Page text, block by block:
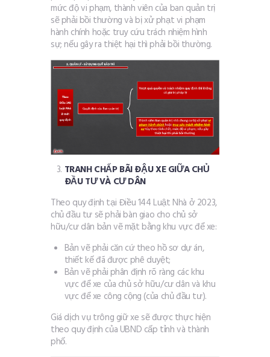
mức độ vi phạm, thành viên của ban quản trị
sẽ phải bồi thường và bị xử phạt vi phạm
hành chính hoặc truy cứu trách nhiệm hình
sự; nếu gây ra thiệt hại thì phải bồi thường.
TRANH CHẤP BÃI ĐẬU XE GIỮA CHỦ
ĐẦU TƯ VÀ CƯ DÂN
Theo quy định tại Điều 144 Luật Nhà ở 2023,
chủ đầu tư sẽ phải bàn giao cho chủ sở
hữu/cư dân bản vẽ mặt bằng khu vực để xe:
Bản vẽ phải căn cứ theo hồ sơ dự án,
thiết kế đã được phê duyệt;
Bản vẽ phải phân định rõ ràng các khu
vực để xe của chủ sở hữu/cư dân và khu
vực để xe công cộng (của chủ đầu tư).
Giá dịch vụ trông giữ xe sẽ được thực hiện
theo quy định của UBND cấp tỉnh và thành
phố.